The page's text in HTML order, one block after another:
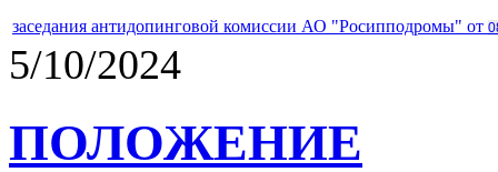
заседания антидопинговой комиссии АО "Росипподромы" от
5/10/2024
ПОЛОЖЕНИЕ